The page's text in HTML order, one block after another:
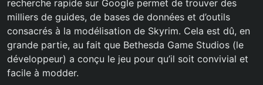
recherche rapide sur Google permet de trouver des
milliers de guides, de bases de données et d’outils
consacrés à la modélisation de Skyrim. Cela est dû, en
grande partie, au fait que Bethesda Game Studios (le
développeur) a conçu le jeu pour qu’il soit convivial et
facile à modder.